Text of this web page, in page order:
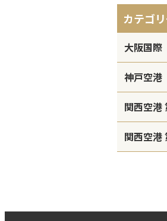
カテゴ
大阪国際
神戸空港
関西空港
関西空港